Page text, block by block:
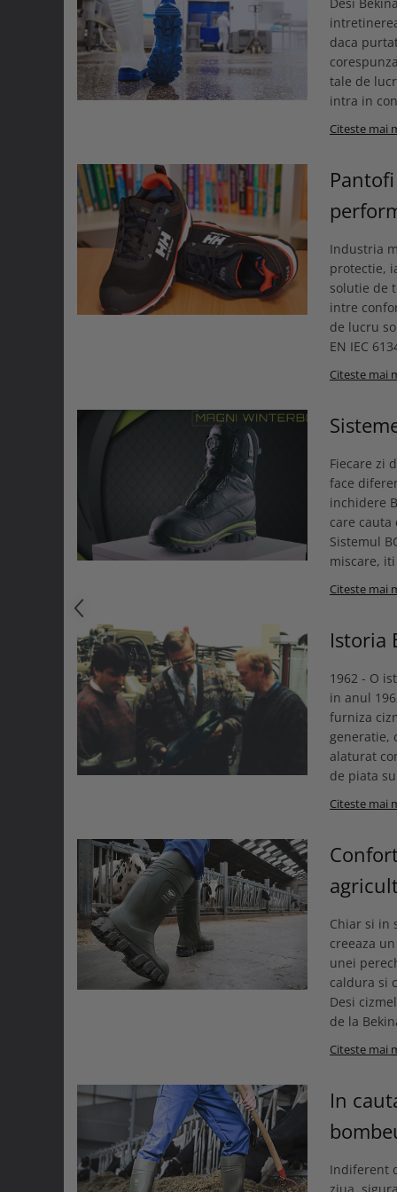
Genunchiere
Alte accesorii echipamente
Genti si trolere
Echipamente muncitori ferma
Echipamente veterinari
Echipamente mulgatori
Echipamente trimeri ongloane
Manusi protectie
Casti si antifoane protectie
Menghine si prese
daca
tale de
intra in
Citeste mai
Industria
protectie,
solutie de
intre
de lucru
EN IEC
Citeste mai
Fiecare zi
face
inchidere
care
Sistemul
miscare,
Citeste mai
Istoria
1962 - O
in anul
furniza
generatie,
alaturat
de piata
Citeste mai
Chiar si in
creeaza
unei
caldura si
Desi
de la
Citeste mai
In
Indiferent
ziua,